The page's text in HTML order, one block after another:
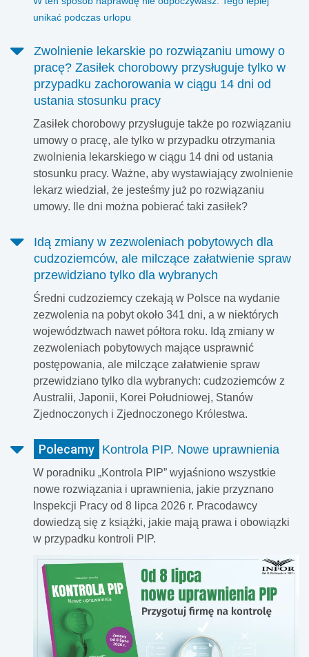
unikać podczas urlopu
Zwolnienie lekarskie po rozwiązaniu umowy o
pracę? Zasiłek chorobowy przysługuje tylko w
przypadku zachorowania w ciągu 14 dni od
ustania stosunku pracy
Zasiłek chorobowy przysługuje także po rozwiązaniu
umowy o pracę, ale tylko w przypadku otrzymania
zwolnienia lekarskiego w ciągu 14 dni od ustania
stosunku pracy. Ważne, aby wystawiający zwolnienie
lekarz wiedział, że jesteśmy już po rozwiązaniu
umowy. Ile dni można pobierać taki zasiłek?
Idą zmiany w zezwoleniach pobytowych dla
cudzoziemców, ale milczące załatwienie spraw
przewidziano tylko dla wybranych
Średni cudzoziemcy czekają w Polsce na wydanie
zezwolenia na pobyt około 341 dni, a w niektórych
województwach nawet półtora roku. Idą zmiany w
zezwoleniach pobytowych mające usprawnić
postępowania, ale milczące załatwienie spraw
przewidziano tylko dla wybranych: cudzoziemców z
Australii, Japonii, Korei Południowej, Stanów
Zjednoczonych i Zjednoczonego Królestwa.
Polecamy Kontrola PIP. Nowe uprawnienia
W poradniku „Kontrola PIP” wyjaśniono wszystkie
nowe rozwiązania i uprawnienia, jakie przyznano
Inspekcji Pracy od 8 lipca 2026 r. Pracodawcy
dowiedzą się z książki, jakie mają prawa i obowiązki
w przypadku kontroli PIP.